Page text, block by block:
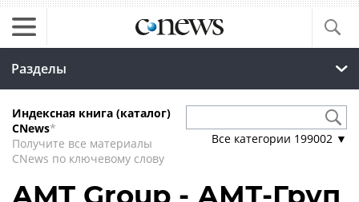
Разделы
Индексная книга (каталог)
CNews*
Получите все материалы
CNews по ключевому слову
Все категории 199002 ▼